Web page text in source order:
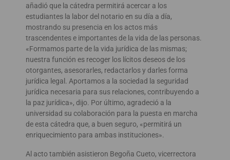
añadió que la cátedra permitirá acercar a los
estudiantes la labor del notario en su día a día,
mostrando su presencia en los actos más
trascendentes e importantes de la vida de las personas.
«Formamos parte de la vida jurídica de las mismas;
nuestra función es recoger los lícitos deseos de los
otorgantes, asesorarles, redactarlos y darles forma
jurídica legal. Aportamos a la sociedad la seguridad
jurídica necesaria para sus relaciones, contribuyendo a
la paz jurídica», dijo. Por último, agradeció a la
universidad su colaboración para la puesta en marcha
de esta cátedra que, a buen seguro, «permitirá un
enriquecimiento para ambas instituciones».
Al acto también asistieron Begoña Cueto, vicerrectora